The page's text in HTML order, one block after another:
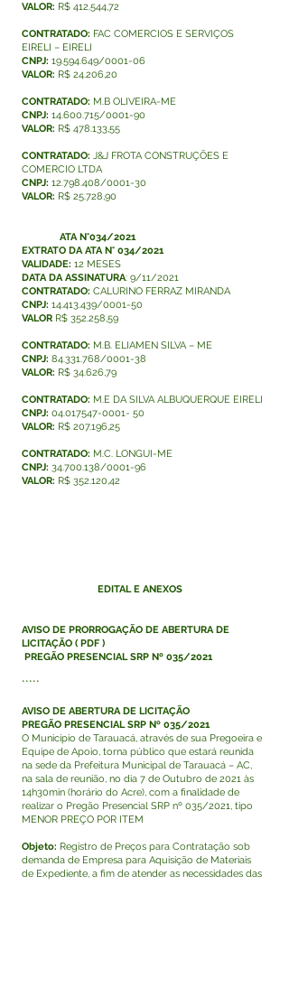
VALOR: R$ 412.544,72
CONTRATADO: FAC COMERCIOS E SERVIÇOS
EIRELI – EIRELI
CNPJ: 19.594.649/0001-06
VALOR: R$ 24.206,20
CONTRATADO: M.B OLIVEIRA-ME
CNPJ: 14.600.715/0001-90
VALOR: R$ 478.133,55
CONTRATADO: J&J FROTA CONSTRUÇÕES E
COMERCIO LTDA
CNPJ: 12.798.408/0001-30
VALOR: R$ 25.728,90
ATA N°034/2021
EXTRATO DA ATA N° 034/2021
VALIDADE: 12 MESES
DATA DA ASSINATURA: 9/11/2021
CONTRATADO: CALURINO FERRAZ MIRANDA
CNPJ: 14.413.439/0001-50
VALOR R$ 352.258,59
CONTRATADO: M.B. ELIAMEN SILVA – ME
CNPJ: 84.331.768/0001-38
VALOR: R$ 34.626,79
CONTRATADO: M.E DA SILVA ALBUQUERQUE EIRELI
CNPJ: 04.017547-0001- 50
VALOR: R$ 207.196,25
CONTRATADO: M.C. LONGUI-ME
CNPJ: 34.700.138/0001-96
VALOR: R$ 352.120,42
EDITAL E ANEXOS
AVISO DE PRORROGAÇÃO DE ABERTURA DE
LICITAÇÃO ( PDF )
PREGÃO PRESENCIAL SRP Nº 035/2021
*****
AVISO DE ABERTURA DE LICITAÇÃO
PREGÃO PRESENCIAL SRP Nº 035/2021
O Município de Tarauacá, através de sua Pregoeira e
Equipe de Apoio, torna público que estará reunida
na sede da Prefeitura Municipal de Tarauacá – AC,
na sala de reunião, no dia 7 de Outubro de 2021 às
14h30min (horário do Acre), com a finalidade de
realizar o Pregão Presencial SRP nº 035/2021, tipo
MENOR PREÇO POR ITEM
Objeto: Registro de Preços para Contratação sob
demanda de Empresa para Aquisição de Materiais
de Expediente, a fim de atender as necessidades das